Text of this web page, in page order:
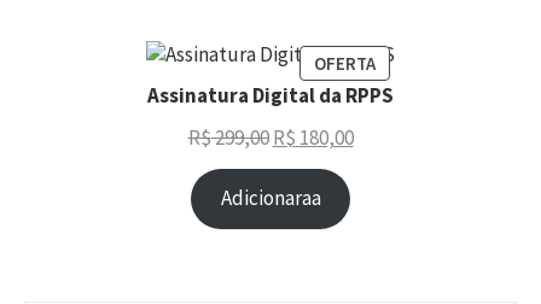
OFERTA
Assinatura Digital da RPPS
R$299,00 R$ 180,00
Adicionaraa